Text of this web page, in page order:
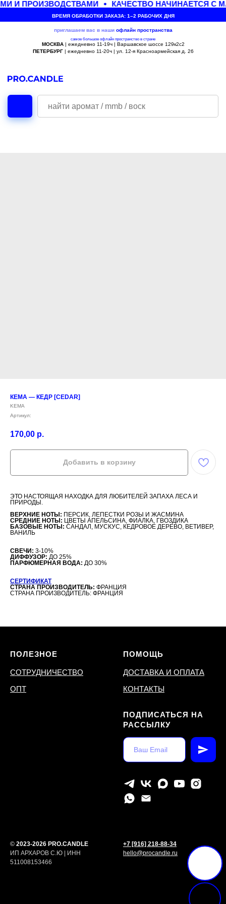
И ПРОИЗВОДСТВАМИ КАЧЕСТВО НАЧИНАЕТСЯ С
ВРЕМЯ ОБРАБОТКИ ЗАКАЗА: 1–2 РАБОЧИХ ДНЯ
приглашаем вас в наши офлайн пространства
самое большое офлайн пространство в стране
МОСКВА| ежедневно 11-19ч | Варшавское шоссе 129к2с2
ПЕТЕРБУРГ| ежедневно 11-20ч | ул. 12-я Красноармейская д. 26
КЕМА — КЕДР [CEDAR]
KEMA
Артикул:
170,00 р.
Добавить в корзину
ЭТО НАСТОЯЩАЯ НАХОДКА ДЛЯ ЛЮБИТЕЛЕЙ ЗАПАХА ЛЕСА И
ПРИРОДЫ.
ВЕРХНИЕ НОТЫ: ПЕРСИК, ЛЕПЕСТКИ РОЗЫ И ЖАСМИНА
СРЕДНИЕ НОТЫ: ЦВЕТЫ АПЕЛЬСИНА, ФИАЛКА, ГВОЗДИКА
БАЗОВЫЕ НОТЫ: САНДАЛ, МУСКУС, КЕДРОВОЕ ДЕРЕВО, ВЕТИВЕР,
ВАНИЛЬ
СВЕЧИ: 3-10%
ДИФФУЗОР: ДО 25%
ПАРФЮМЕРНАЯ ВОДА: ДО 30%
СЕРТИФИКАТ
СТРАНА ПРОИЗВОДИТЕЛЬ: ФРАНЦИЯ
СТРАНА ПРОИЗВОДИТЕЛЬ: ФРАНЦИЯ
ПОЛЕЗНОЕ
СОТРУДНИЧЕСТВО
ОПТ
ПОМОЩЬ
ДОСТАВКА И ОПЛАТА
КОНТАКТЫ
ПОДПИСАТЬСЯ НА
РАССЫЛКУ
© 2023-2026 PRO.CANDLE
ИП АРХАРОВ С.Ю | ИНН
511008153466
+7 [916] 218-88-34
hello@procandle.ru